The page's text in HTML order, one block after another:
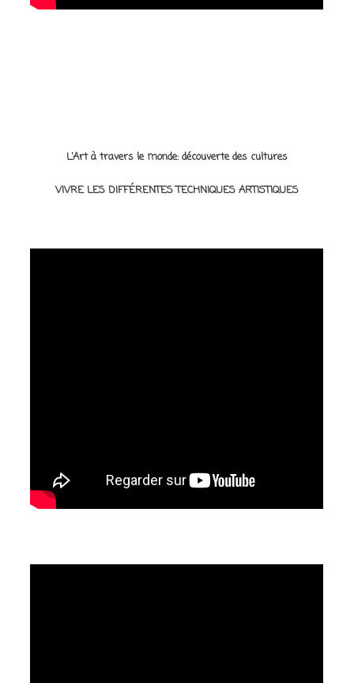
L’Art à travers le monde: découverte des cultures
VIVRE LES DIFFÉRENTES TECHNIQUES ARTISTIQUES